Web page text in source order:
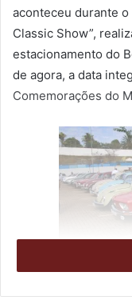
aconteceu durante
Classic Show”,
estacionamento do
de agora, a data
Comemorações do
Foto: Gustavo